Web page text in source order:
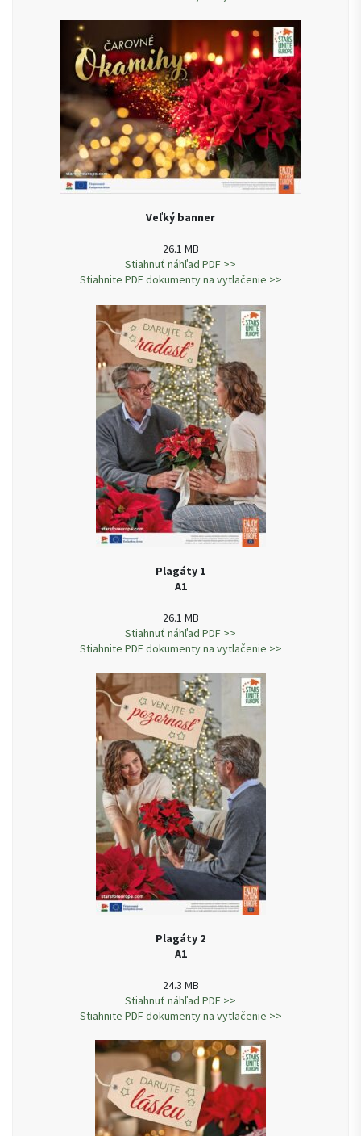
Veľký banner
26.1 MB
Stiahnuť náhľad PDF >>
Stiahnite PDF dokumenty na vytlačenie >>
Plagáty 1
A1
26.1 MB
Stiahnuť náhľad PDF >>
Stiahnite PDF dokumenty na vytlačenie >>
Plagáty 2
A1
24.3 MB
Stiahnuť náhľad PDF >>
Stiahnite PDF dokumenty na vytlačenie >>